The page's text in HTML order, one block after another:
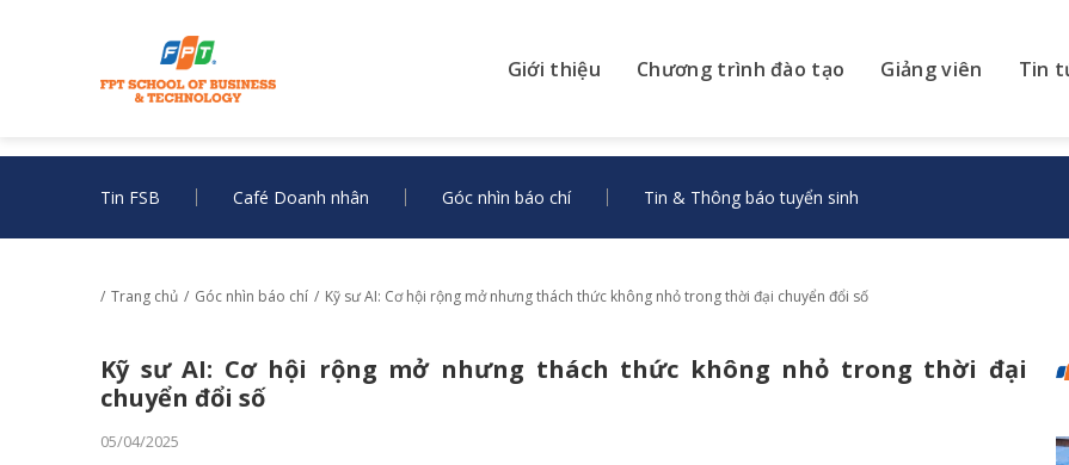
Giới thiệu Chương trình đào tạo Giảng viên Tin
Tin FSB Café Doanh nhân Góc nhìn báo chí Tin & Thông báo tuyển sinh
Trang chủ Góc nhìn báo chí Kỹ sư AI: Cơ hội rộng mở nhưng thách thức không nhỏ trong thời đại chuyển đổi số
Kỹ sư AI: Cơ hội rộng mở nhưng thách thức không nhỏ trong thời đại
chuyển đổi số
05/04/2025